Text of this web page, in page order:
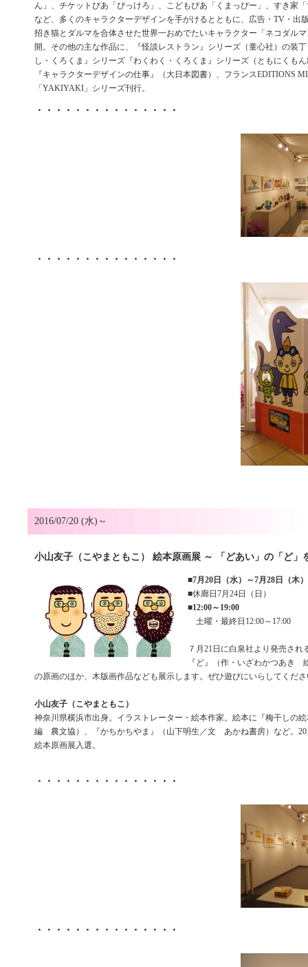
ん」、チケットぴあ「ぴっけろ」、こどもぴあ「くまっぴー」、すき家
など、多くのキャラクターデザインを手がけるとともに、広告・TV・出
招き猫とダルマを合体させた世界一おめでたいキャラクター「ネコダル
開。その他の主な作品に、『怪談レストラン』シリーズ（童心社）の装
し・くろくま』シリーズ『わくわく・くろくま』シリーズ（ともにくも
『キャラクターデザインの仕事』（大日本図書）、フランスEDITIONS
「YAKIYAKI」シリーズ刊行。
・・・・・・・・・・・・・・・
・・・・・・・・・・・・・・・
2016/07/20 (水)～
小山友子（こやまともこ） 絵本原画展 ～ 「どあい」の「ど」
■7月20日（水）～7月28日（木）
■休廊日7月24日（日）
■12:00～19:00
土曜・最終日12:00～17:00
７月21日に白泉社より発売され
『ど』（作・いざわかつあき
の原画のほか、木版画作品なども展示します。ぜひ遊びにいらしてくだ
小山友子（こやまともこ）
神奈川県横浜市出身。イラストレーター・絵本作家。絵本に『梅干しの
編 農文協）、『かちかちやま』（山下明生／文 あかね書房）など。
絵本原画展入選。
・・・・・・・・・・・・・・・
・・・・・・・・・・・・・・・